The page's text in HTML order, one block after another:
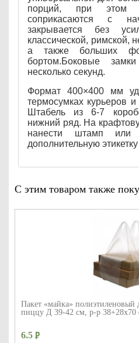
порций, при этом
соприкасаются с
закрывается без
классической, римской,
а также больших
бортом.Боковые
несколько секунд.
Формат 400×400 мм
термосумках курьеров
Штабель из 6-7
нижний ряд. На
нанести штамп или
дополнительную
С этим товаром также
Пакет «майка» полиэтиленовый
пиццу Д 39-42 см, р-р 38+28х70
6.5